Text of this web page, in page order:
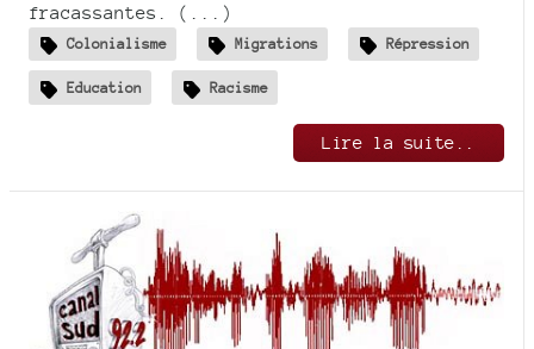
fracassantes. (...)
Colonialisme Migrations Répression
Education Racisme
Lire la suite..